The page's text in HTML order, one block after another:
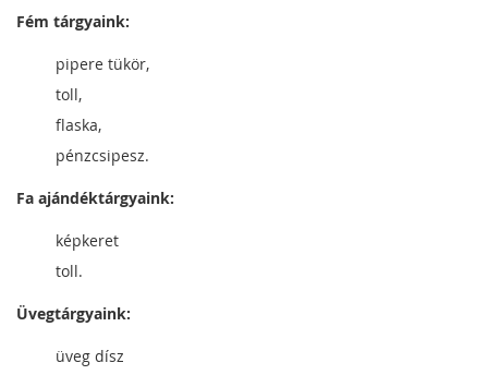
Fém tárgyaink:
pipere tükör,
toll,
flaska,
pénzcsipesz.
Fa ajándéktárgyaink:
képkeret
toll.
Üvegtárgyaink:
üveg dísz